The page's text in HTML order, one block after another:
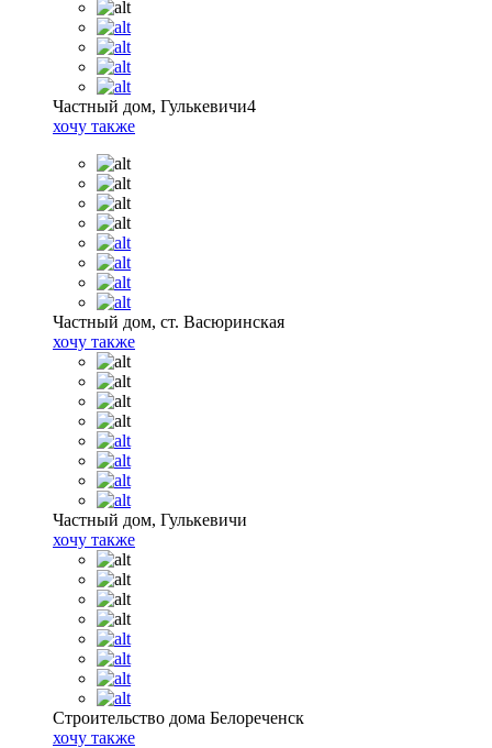
Частный дом, Гулькевичи4
хочу также
Частный дом, ст. Васюринская
хочу также
Частный дом, Гулькевичи
хочу также
Строительство дома Белореченск
хочу также